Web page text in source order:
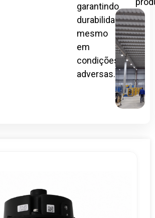
garantindo
durabilidade
mesmo
em
condições
adversas.